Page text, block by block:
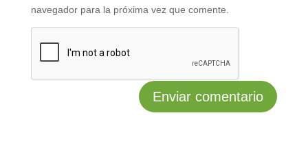
navegador para la próxima vez que comente.